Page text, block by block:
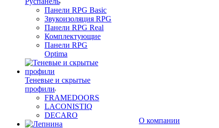
Панели RPG Basic
Звукоизоляция RPG
Панели RPG Real
Комплектующие
Панели RPG
Optima
Теневые и скрытые
профили
FRAMEDOORS
LACONISTIQ
DECARO
О компании